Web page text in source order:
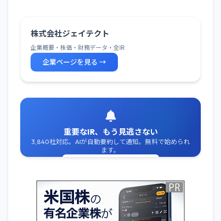
株式会社ジェイテクト
企業概要・株価・財務データ・全IR
企業ページを見る →
重要なIR、もう見逃さない
3,840社対応。AIが自動要約して通知。無料で始められ
ます。